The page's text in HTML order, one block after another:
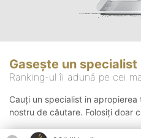
Gasește un specialist
Ranking-ul îi adună pe cei
Cauți un specialist in apropierea
nostru de căutare. Folosiți doar